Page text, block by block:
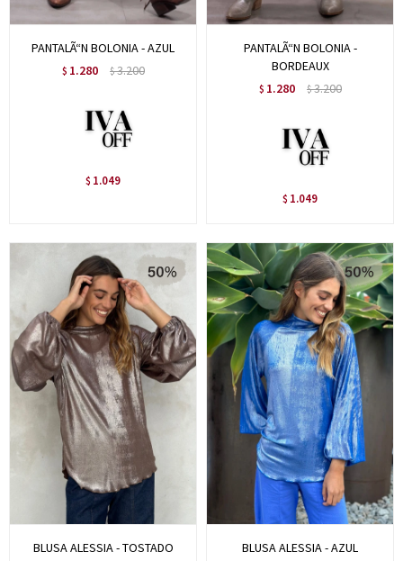
PANTALÃ“N BOLONIA - AZUL
$ 1.280 $3.200
$ 1.049
PANTALÃ“N BOLONIA -
BORDEAUX
$ 1.280 $3.200
$ 1.049
BLUSA ALESSIA - TOSTADO BLUSA ALESSIA - AZUL